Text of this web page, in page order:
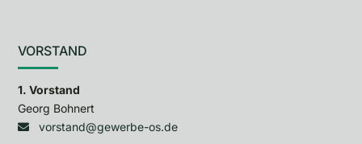
VORSTAND
1. Vorstand
Georg Bohnert
vorstand@gewerbe-os.de